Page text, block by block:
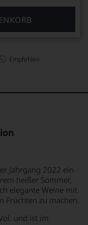
Empfehlen
Jahrgang 2022 ein
heißer Sommer,
elegante Weine mit
Früchten zu machen.
und ist im